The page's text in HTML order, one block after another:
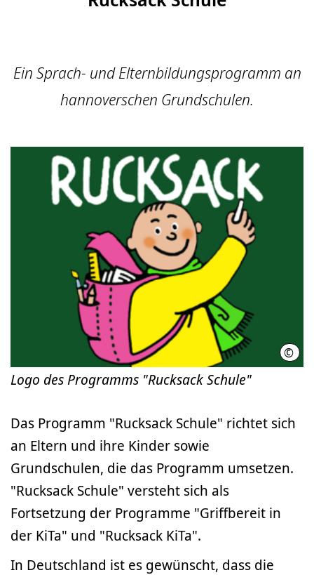
Ein Sprach- und Elternbildungsprogramm an
hannoverschen Grundschulen.
© LaKI
Logo des Programms "Rucksack Schule"
Das Programm "Rucksack Schule" richtet sich
an Eltern und ihre Kinder sowie
Grundschulen, die das Programm umsetzen.
"Rucksack Schule" versteht sich als
Fortsetzung der Programme "Griffbereit in
der KiTa" und "Rucksack KiTa".
In Deutschland ist es gewünscht, dass die